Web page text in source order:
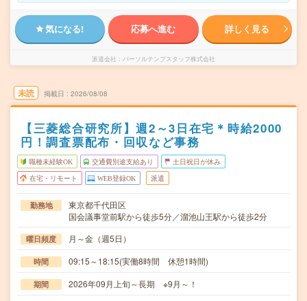
気になる! 応募へ進む 詳しく見る
派遣会社 パーソルテンプスタッフ株式会社
未読 掲載日 2026/08/08
【三菱総合研究所】週2～3日在宅＊時給2000
円！調査票配布・回収など事務
職種未経験OK 交通費別途支給あり 土日祝日が休み
在宅・リモート WEB登録OK 派遣
勤務地
東京都千代田区
国会議事堂前駅から徒歩5分／溜池山王駅から徒歩2分
曜日頻度 月～金（週5日）
時間 09:15～18:15(実働8時間 休憩1時間)
期間 2026年09月上旬～長期 ※9月～！